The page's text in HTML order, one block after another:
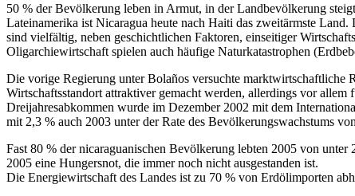
50 % der Bevölkerung leben in Armut, in der Landbevölkerung
Lateinamerika ist Nicaragua heute nach Haiti das zweitärmste
sind vielfältig, neben geschichtlichen Faktoren, einseitiger
Oligarchiewirtschaft spielen auch häufige Naturkatastrophen
Die vorige Regierung unter Bolaños versuchte marktwirtschaftliche
Wirtschaftsstandort attraktiver gemacht werden, allerdings vor
Dreijahresabkommen wurde im Dezember 2002 mit dem
mit 2,3 % auch 2003 unter der Rate des Bevölkerungswachstums
Fast 80 % der nicaraguanischen Bevölkerung lebten 2005 von
2005 eine Hungersnot, die immer noch nicht ausgestanden ist.
Die Energiewirtschaft des Landes ist zu 70 % von Erdölimporten